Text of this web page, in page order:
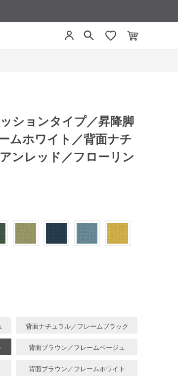
ションタイプ／昇降脚
ムホワイト／背面ナチ
ンレッド／フローリン
背面ナチュラル／フレームブラック
背面ブラウン／フレームベージュ
背面ブラウン／フレームホワイト